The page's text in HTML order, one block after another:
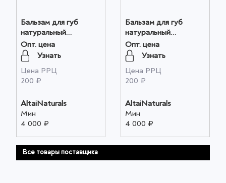
Бальзам для губ
натуральный
"ПАНТОВЫЙ"
(ТОНИЗИРУЮЩИЙ),
4,5мл оптом
Опт. цена
Узнать
Цена РРЦ
200 ₽
AltaiNaturals
Мин
4 000 ₽
Бальзам для губ
натуральный
"ОБЛЕПИХА"
(УВЛАЖНЕНИЕ),
4,5мл оптом
Опт. цена
Узнать
Цена РРЦ
200 ₽
AltaiNaturals
Мин
4 000 ₽
Все товары поставщика